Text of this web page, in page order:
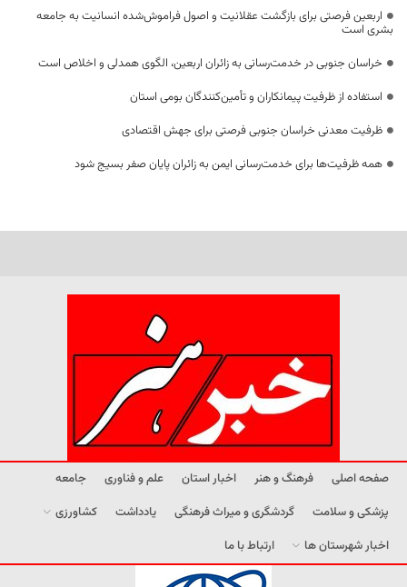
اربعین فرصتی برای بازگشت عقلانیت و اصول فراموش‌شده انسانیت به جامعه
بشری است
خراسان جنوبی در خدمت‌رسانی به زائران اربعین، الگوی همدلی و اخلاص است
استفاده از ظرفیت پیمانکاران و تأمین‌کنندگان بومی استان
ظرفیت معدنی خراسان جنوبی فرصتی برای جهش اقتصادی
همه ظرفیت‌ها برای خدمت‌رسانی ایمن به زائران پایان صفر بسیج شود
صفحه اصلی فرهنگ و هنر اخبار استان علم و فناوری
جامعه
پزشکی و سلامت
گردشگری و میراث فرهنگی یادداشت
کشاورزی
اخبار شهرستان ها
ارتباط با ما